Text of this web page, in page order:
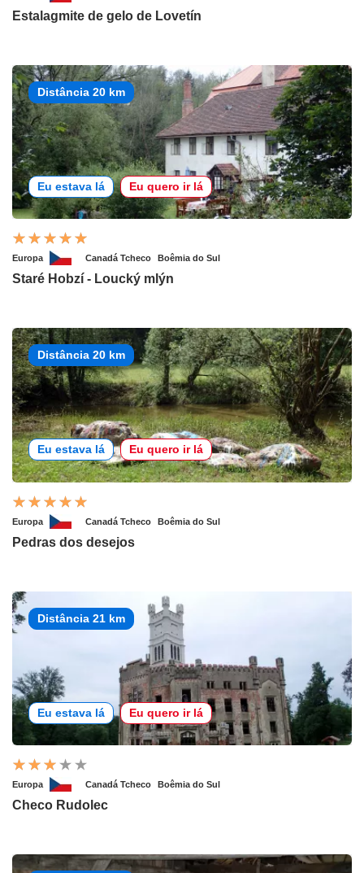
Estalagmite de gelo de Lovetín
Distância 20 km
Eu estava lá Eu quero ir lá
Europa Canadá Tcheco Boêmia do Sul
Staré Hobzí - Loucký mlýn
Distância 20 km
Eu estava lá Eu quero ir lá
Europa Canadá Tcheco Boêmia do Sul
Pedras dos desejos
Distância 21 km
Eu estava lá Eu quero ir lá
Europa Canadá Tcheco Boêmia do Sul
Checo Rudolec